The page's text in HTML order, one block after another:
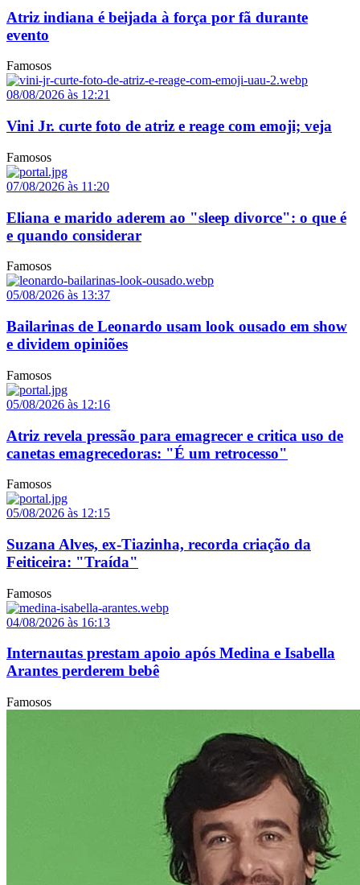
Atriz indiana é beijada à força por fã durante
evento
Famosos
08/08/2026 às 12:21
Vini Jr. curte foto de atriz e reage com emoji; veja
Famosos
07/08/2026 às 11:20
Eliana e marido aderem ao "sleep divorce": o que é
e quando considerar
Famosos
05/08/2026 às 13:37
Bailarinas de Leonardo usam look ousado em show
e dividem opiniões
Famosos
05/08/2026 às 12:16
Atriz revela pressão para emagrecer e critica uso de
canetas emagrecedoras: "É um retrocesso"
Famosos
05/08/2026 às 12:15
Suzana Alves, ex-Tiazinha, recorda criação da
Feiticeira: "Traída"
Famosos
04/08/2026 às 16:13
Internautas prestam apoio após Medina e Isabella
Arantes perderem bebê
Famosos